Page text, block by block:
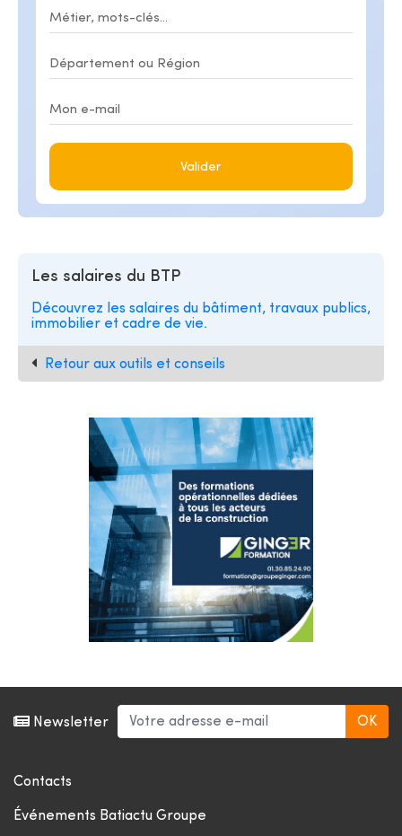
Valider
Les salaires du BTP
Découvrez les salaires du bâtiment, travaux publics,
immobilier et cadre de vie.
Retour aux outils et conseils
Newsletter
Contacts
Événements Batiactu Groupe